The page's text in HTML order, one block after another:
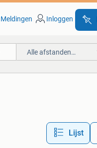
Meldingen Inloggen
Alle afstanden…
Lijst